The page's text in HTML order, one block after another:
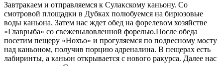
Завтракаем и отправляемся к Сулакскому каньону. Со
смотровой площадки в Дубках полюбуемся на бирюзовые
воды каньона. Затем нас ждет обед на форелевом хозяйстве
«Главрыба» со свежевыловленной форелью.После обеда
посетим пещеру «Нохъо» и прогуляемся по подвесному мосту
над каньоном, получив порцию адреналина. В пещерах есть
лабиринты, а каньон открывается с нового ракурса. Далее нас